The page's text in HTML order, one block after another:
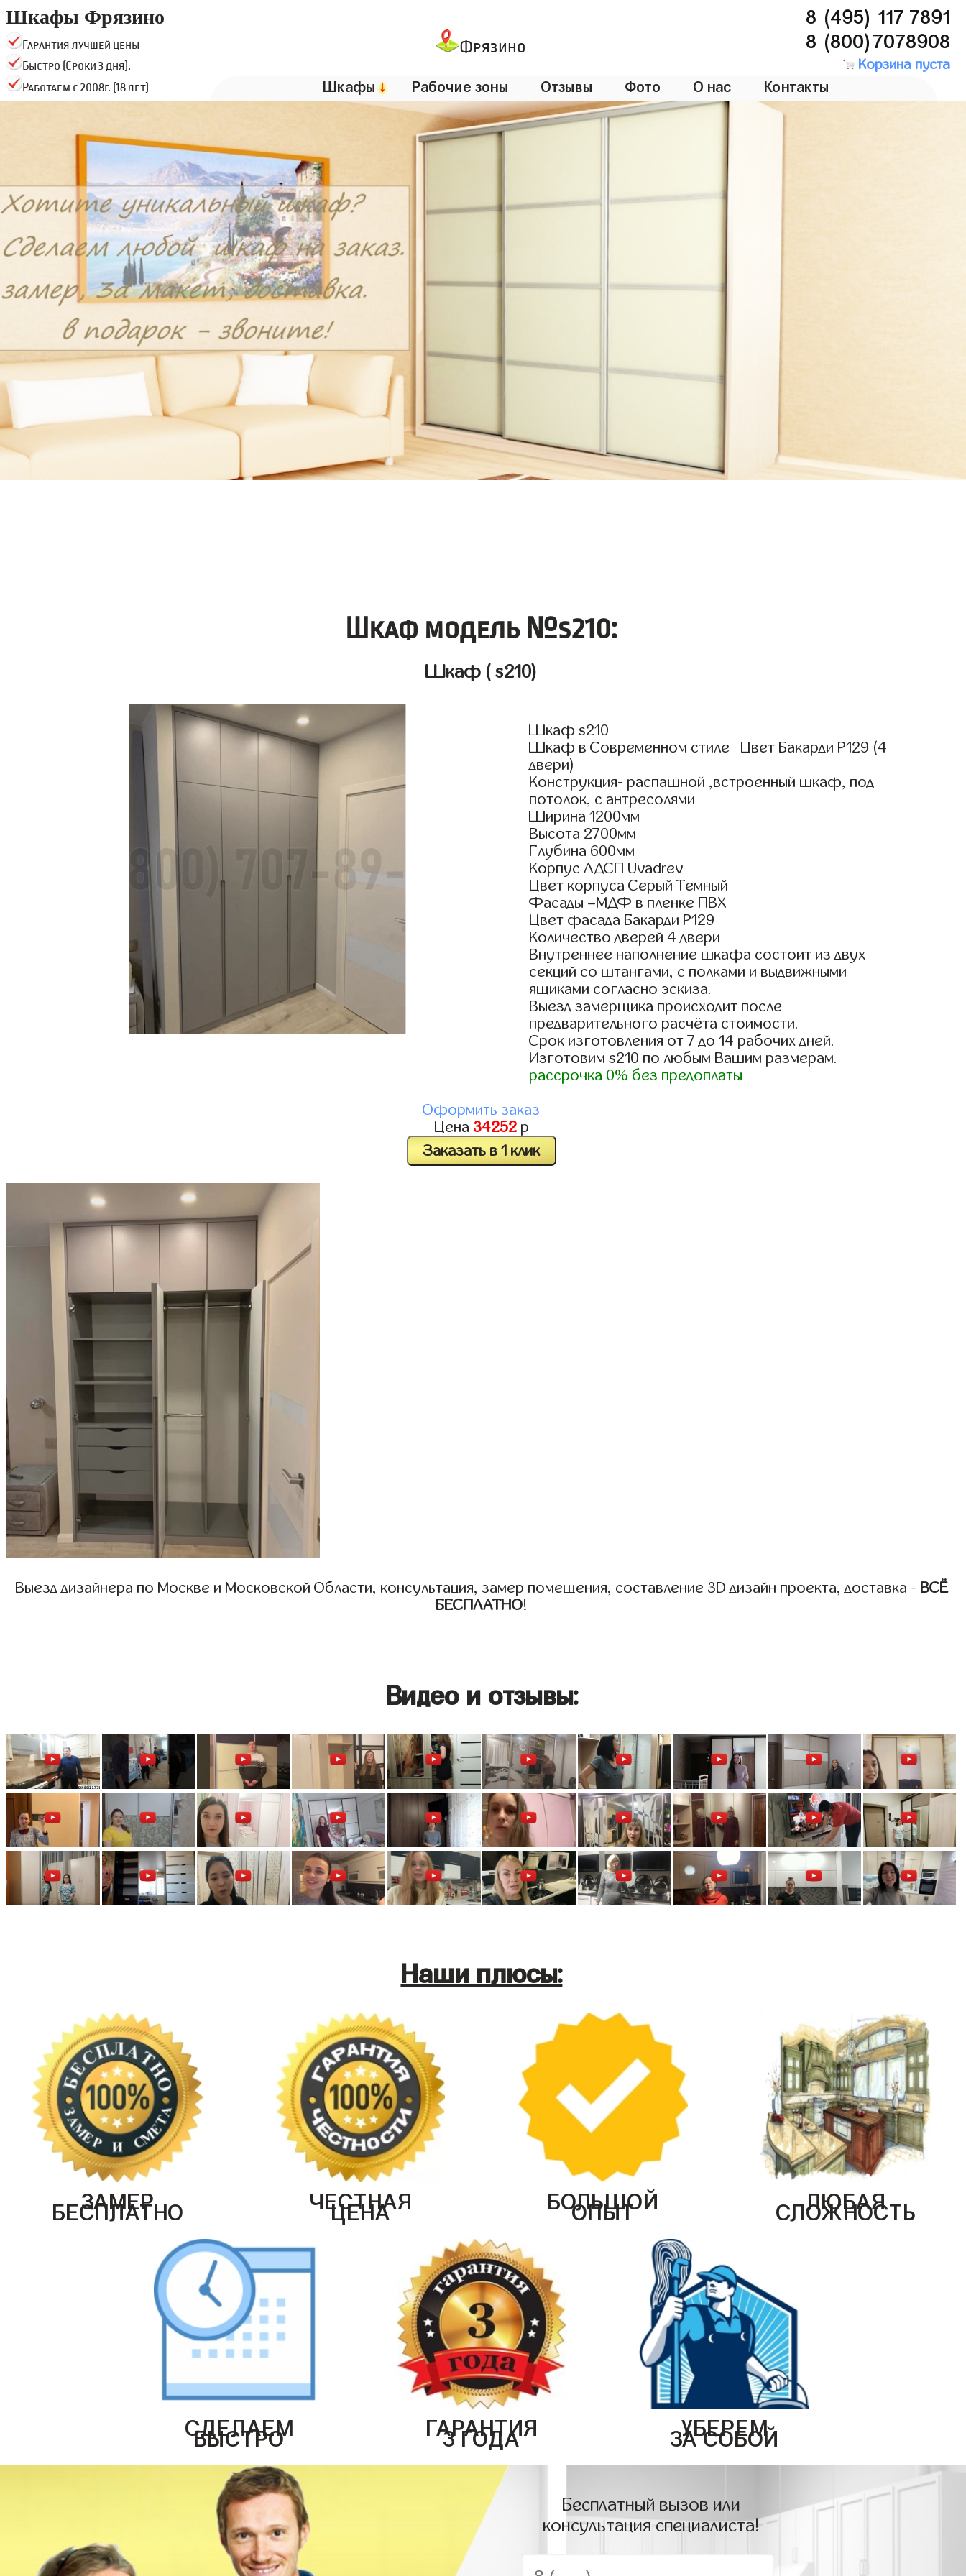
Шкафы Фрязино
Гарантия лучшей цены
Быстро (Сроки 3 дня).
Работаем с 2008г. (18 лет)
Фрязино
8 (495) 117 7891
8 (800)7078908
Корзина пуста
Шкафы↓ Рабочие зоны Отзывы Фото О нас Контакты
Шкаф модель №s210:
Шкаф ( s210)
Шкаф s210
Шкаф в Современном стиле Цвет Бакарди Р129 (4
двери)
Конструкция- распашной ,встроенный шкаф, под
потолок, с антресолями
Ширина 1200мм
Высота 2700мм
Глубина 600мм
Корпус ЛДСП Uvadrev
Цвет корпуса Серый Темный
Фасады –МДФ в пленке ПВХ
Цвет фасада Бакарди Р129
Количество дверей 4 двери
Внутреннее наполнение шкафа состоит из двух
секций со штангами, с полками и выдвижными
ящиками согласно эскиза.
Выезд замерщика происходит после
предварительного расчёта стоимости.
Срок изготовления от 7 до 14 рабочих дней.
Изготовим s210 по любым Вашим размерам.
рассрочка 0% без предоплаты
Оформить заказ
Цена 34252р
Заказать в 1 клик
Выезд дизайнера по Москве и Московской Области, консультация, замер помещения, составление 3D дизайн проекта, доставка - ВСЁ
БЕСПЛАТНО!
Видео и отзывы:
Наши плюсы:
ЗАМЕР
БЕСПЛАТНО ЧЕСТНАЯ
ЦЕНА БОЛЬШОЙ
ОПЫТ ЛЮБАЯ
СЛОЖНОСТЬ
СДЕЛАЕМ
БЫСТРО ГАРАНТИЯ
3 ГОДА УБЕРЕМ
ЗА СОБОЙ
Бесплатный вызов или
консультация специалиста!